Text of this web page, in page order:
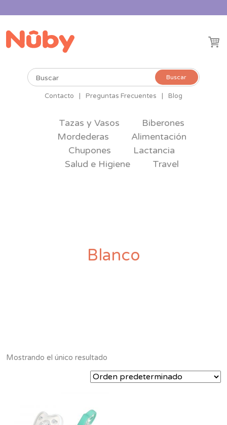
Buscar
Buscar
Contacto Preguntas Frecuentes Blog
Tazas y Vasos
Biberones
Mordederas
Alimentación
Chupones
Lactancia
Salud e Higiene
Travel
Blanco
Mostrando el único resultado